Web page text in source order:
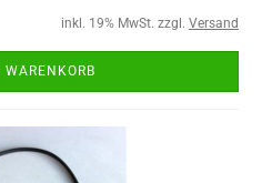
inkl. 19% MwSt. zzgl. Versand
WARENKORB